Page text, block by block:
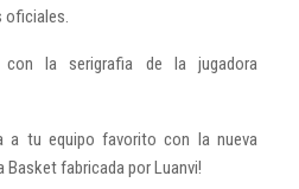
oficiales.
con la serigrafia de la jugadora
a tu equipo favorito con la nueva
fabricada por Luanvi!